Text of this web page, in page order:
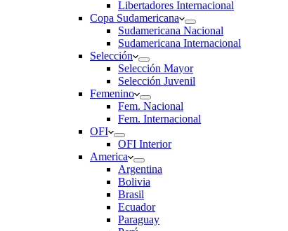
Libertadores Internacional
Copa Sudamericana
Sudamericana Nacional
Sudamericana Internacional
Selección
Selección Mayor
Selección Juvenil
Femenino
Fem. Nacional
Fem. Internacional
OFI
OFI Interior
America
Argentina
Bolivia
Brasil
Ecuador
Paraguay